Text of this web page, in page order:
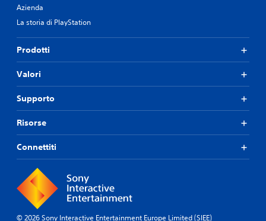
Azienda
La storia di PlayStation
Prodotti
Valori
Supporto
Risorse
Connettiti
© 2026 Sony Interactive Entertainment Europe Limited (SIEE)